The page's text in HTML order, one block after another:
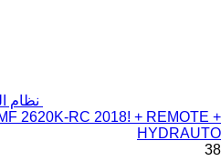
2620K-RC 2018! + REMOTE +
HYDRAUTO
38